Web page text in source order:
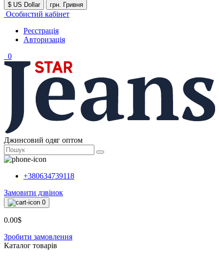
$ US Dollar
грн. Гривня
Особистий кабінет
Реєстрація
Авторизація
0
Джинсовий одяг оптом
+380634739118
Замовити дзвінок
0
0.00$
Зробити замовлення
Каталог товарiв